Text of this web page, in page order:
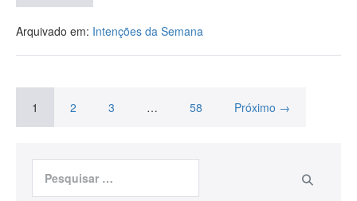
Arquivado em: Intenções da Semana
1 2 3 … 58 Próximo →